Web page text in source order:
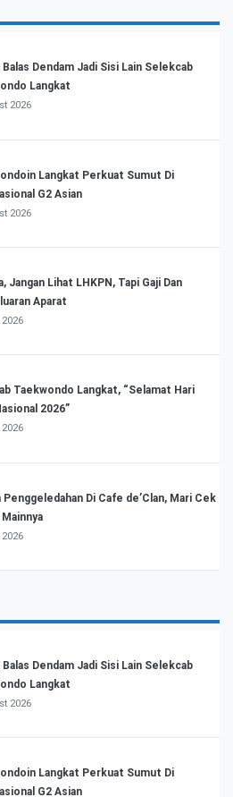
Dendam Jadi Sisi Lain Selekcab
Langkat
2026
Langkat Perkuat Sumut Di
G2 Asian
2026
Jangan Lihat LHKPN, Tapi Gaji Dan
Aparat
Taekwondo Langkat, “Selamat Hari
2026”
Penggeledahan Di Cafe de’Clan, Mari Cek
Dendam Jadi Sisi Lain Selekcab
Langkat
2026
Langkat Perkuat Sumut Di
G2 Asian